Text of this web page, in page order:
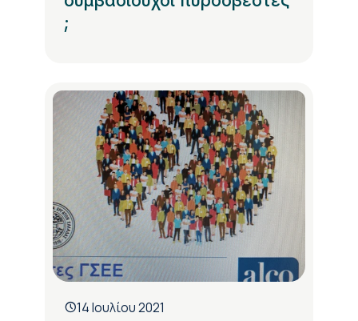
;
14 Ιουλίου 2021